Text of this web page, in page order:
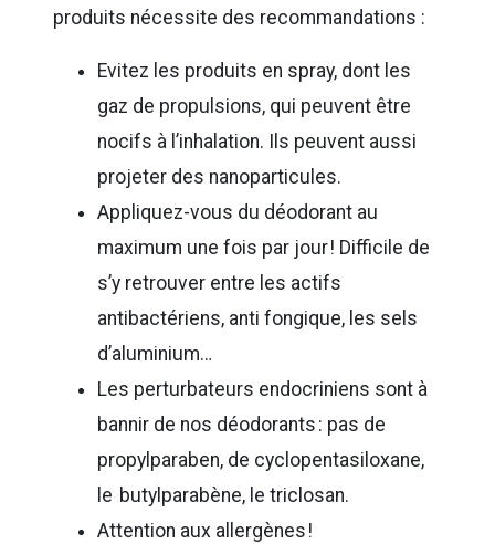
produits nécessite des recommandations :
Evitez les produits en spray, dont les
gaz de propulsions, qui peuvent être
nocifs à l’inhalation. Ils peuvent aussi
projeter des nanoparticules.
Appliquez-vous du déodorant au
maximum une fois par jour ! Difficile de
s’y retrouver entre les actifs
antibactériens, anti fongique, les sels
d’aluminium…
Les perturbateurs endocriniens sont à
bannir de nos déodorants : pas de
propylparaben, de cyclopentasiloxane,
le butylparabène, le triclosan.
Attention aux allergènes !